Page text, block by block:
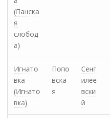
(Панска
я
слобод
а)
Игнато
вка
(Игнато
вка)
Попо
вска
я
Сенг
илее
вски
й